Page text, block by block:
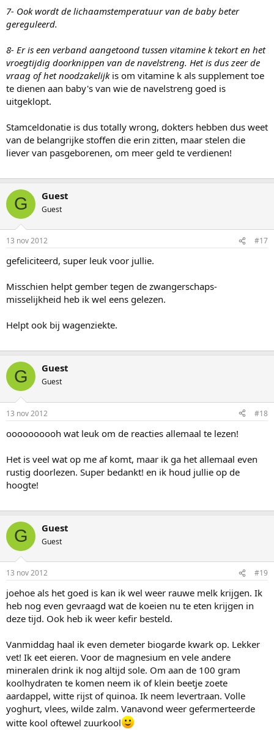
7- Ook wordt de lichaamstemperatuur van de baby beter
gereguleerd.
8- Er is een verband aangetoond tussen vitamine k tekort en het
vroegtijdig doorknippen van de navelstreng. Het is dus zeer de
vraag of het noodzakelijkis om vitamine k als supplement toe
te dienen aan baby's van wie de navelstreng goed is
uitgeklopt.
Stamceldonatie is dus totally wrong, dokters hebben dus weet
van de belangrijke stoffen die erin zitten, maar stelen die
liever van pasgeborenen, om meer geld te verdienen!
G Guest
Guest
13 nov 2012 #17
gefeliciteerd, super leuk voor jullie.
Misschien helpt gember tegen de zwangerschaps-
misselijkheid heb ik wel eens gelezen.
Helpt ook bij wagenziekte.
G Guest
Guest
13 nov 2012 #18
oooooooooh wat leuk om de reacties allemaal te lezen!
Het is veel wat op me af komt, maar ik ga het allemaal even
rustig doorlezen. Super bedankt! en ik houd jullie op de
hoogte!
G Guest
Guest
13 nov 2012 #19
joehoe als het goed is kan ik wel weer rauwe melk krijgen. Ik
heb nog even gevraagd wat de koeien nu te eten krijgen in
deze tijd. Ook heb ik weer kefir besteld.
Vanmiddag haal ik even demeter biogarde kwark op. Lekker
vet! Ik eet eieren. Voor de magnesium en vele andere
mineralen drink ik nog altijd sole. Om aan de 100 gram
koolhydraten te komen neem ik of klein beetje zoete
aardappel, witte rijst of quinoa. Ik neem levertraan. Volle
yoghurt, vlees, wilde zalm. Vanavond weer gefermerteerde
witte kool oftewel zuurkool